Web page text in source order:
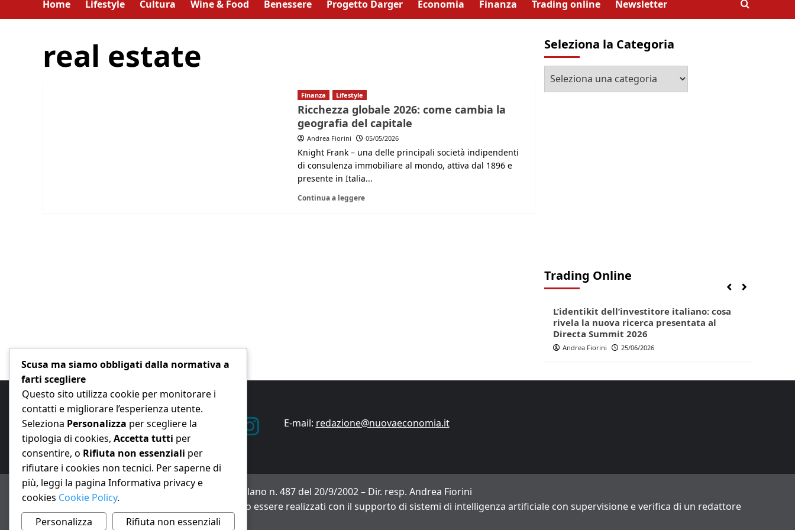
Home Lifestyle Cultura Wine & Food Benessere Progetto Darger Economia Finanza Trading online Newsletter
real estate
Finanza Lifestyle
Ricchezza globale 2026: come cambia la
geografia del capitale
Andrea Fiorini 05/05/2026
Knight Frank – una delle principali società indipendenti
di consulenza immobiliare al mondo, attiva dal 1896 e
presente in Italia...
Continua a leggere
Seleziona la Categoria
Seleziona
la
Trading Online
Finanza Lifestyle Trading online
L’identikit dell’investitore italiano: cosa
rivela la nuova ricerca presentata al
Directa Summit 2026
Andrea Fiorini 25/06/2026
E-mail: redazione@nuovaeconomia.it
ANNO XXIII – Testata giornalistica reg. Trib. Milano n. 487 del 20/9/2002 – Dir. resp. Andrea Fiorini
Avviso IA: alcuni articoli di questo sito possono essere realizzati con il supporto di sistemi di intelligenza artificiale con supervisione e verifica di un redattore
Informativa privacy e cookie
Scusa ma siamo obbligati dalla normativa a
farti scegliere
Questo sito utilizza cookie per monitorare i
contatti e migliorare l’esperienza utente.
Seleziona Personalizza per scegliere la
tipologia di cookies, Accetta tutti per
consentire, o Rifiuta non essenziali per
rifiutare i cookies non tecnici. Per saperne di
più, leggi la pagina Informativa privacy e
cookies Cookie Policy.
Personalizza
Rifiuta non essenziali